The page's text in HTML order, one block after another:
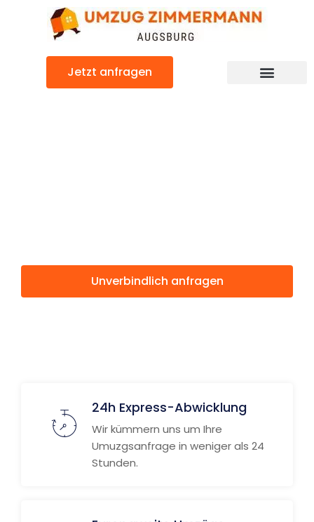
Jetzt anfragen
Unverbindlich anfragen
24h Express-Abwicklung
Wir kümmern uns um Ihre
Umuzgsanfrage in weniger als 24
Stunden.